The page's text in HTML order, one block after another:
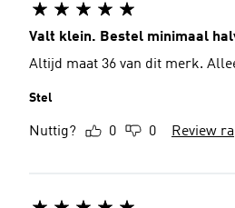
Valt klein. Bestel minimaal
Altijd maat 36 van dit merk.
Stel
Nuttig? 0 0 Review